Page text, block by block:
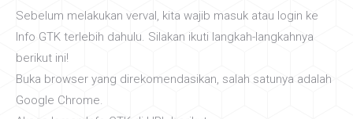
Sebelum melakukan verval, kita wajib masuk atau login ke
Info GTK terlebih dahulu. Silakan ikuti langkah-langkahnya
berikut ini!
Buka browser yang direkomendasikan, salah satunya adalah
Google Chrome.